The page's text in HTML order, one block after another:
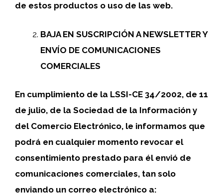
de estos productos o uso de las web.
BAJA EN SUSCRIPCIÓN A NEWSLETTER Y
ENVÍO DE COMUNICACIONES
COMERCIALES
En cumplimiento de la LSSI-CE 34/2002, de 11
de julio, de la Sociedad de la Información y
del Comercio Electrónico, le informamos que
podrá en cualquier momento revocar el
consentimiento prestado para él envió de
comunicaciones comerciales, tan solo
enviando un correo electrónico a: